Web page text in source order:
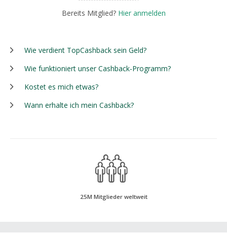
Bereits Mitglied? Hier anmelden
Wie verdient TopCashback sein Geld?
Wie funktioniert unser Cashback-Programm?
Kostet es mich etwas?
Wann erhalte ich mein Cashback?
25M Mitglieder weltweit